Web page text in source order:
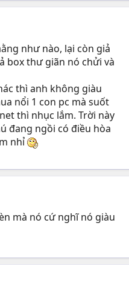
như nào, lại còn giả
box thư giãn nó chửi và
thì anh không giàu
nổi 1 con pc mà suốt
thì nhục lắm. Trời này
đang ngồi có điều hòa
nhỉ
mà nó cứ nghĩ nó giàu